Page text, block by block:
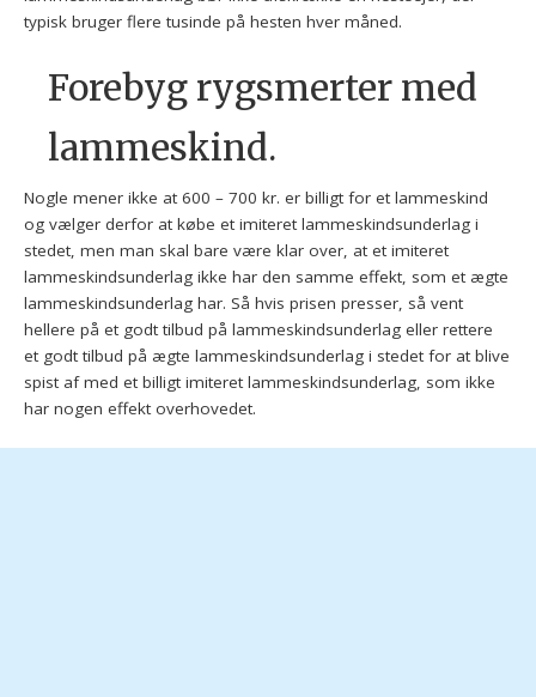
typisk bruger flere tusinde på hesten hver måned.
Forebyg rygsmerter med
lammeskind.
Nogle mener ikke at 600 – 700 kr. er billigt for et lammeskind
og vælger derfor at købe et imiteret lammeskindsunderlag i
stedet, men man skal bare være klar over, at et imiteret
lammeskindsunderlag ikke har den samme effekt, som et ægte
lammeskindsunderlag har. Så hvis prisen presser, så vent
hellere på et godt tilbud på lammeskindsunderlag eller rettere
et godt tilbud på ægte lammeskindsunderlag i stedet for at blive
spist af med et billigt imiteret lammeskindsunderlag, som ikke
har nogen effekt overhovedet.